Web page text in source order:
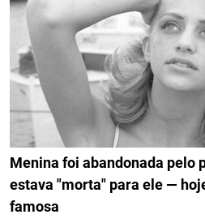
Menina foi abandonada pelo
estava "morta" para ele —
famosa